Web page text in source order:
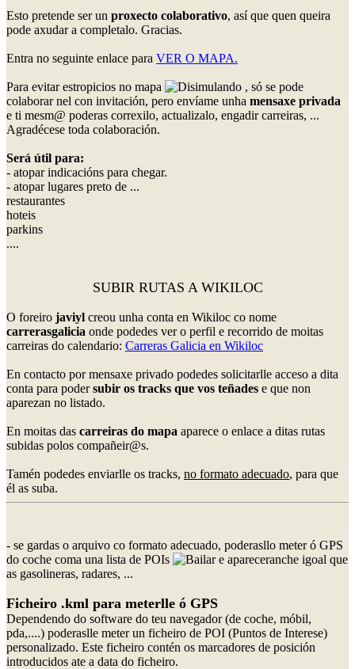
Esto pretende ser un proxecto colaborativo, así que quen queira
pode axudar a completalo. Gracias.
Entra no seguinte enlace para VER O MAPA.
Para evitar estropicios no mapa
, só se pode
colaborar nel con invitación, pero envíame unha mensaxe privada
e ti mesm@ poderas correxilo, actualizalo, engadir carreiras, ...
Agradécese toda colaboración.
Será útil para:
- atopar indicacións para chegar.
- atopar lugares preto de ...
restaurantes
hoteis
parkins
....
SUBIR RUTAS A WIKILOC
O foreiro javiyl creou unha conta en Wikiloc co nome
carrerasgalicia onde podedes ver o perfil e recorrido de moitas
carreiras do calendario: Carreras Galicia en Wikiloc
En contacto por mensaxe privado podedes solicitarlle acceso a dita
conta para podersubir os tracks que vos teñades e que non
aparezan no listado.
En moitas das carreiras do mapa aparece o enlace a ditas rutas
subidas polos compañeir@s.
Tamén podedes enviarlle os tracks, no formato adecuado, para que
él as suba.
- se gardas o arquivo co formato adecuado, poderasllo meter ó GPS
do coche coma una lista de POIs
e apareceranche igoal que
as gasolineras, radares, ...
Ficheiro .kml para meterlle ó GPS
Dependendo do software do teu navegador (de coche, móbil,
pda,....) poderaslle meter un ficheiro de POI (Puntos de Interese)
personalizado. Este ficheiro contén os marcadores de posición
introducidos ate a data do ficheiro.